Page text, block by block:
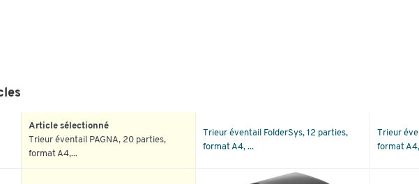
Article sélectionné
Trieur éventail PAGNA, 20 parties,
format A4,...
Trieur éventail FolderSys, 12 parties,
format A4, ...
Trieur
format